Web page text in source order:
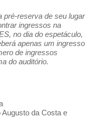
pré-reserva de seu lugar
ingressos na
no dia do espetáculo,
apenas um ingresso
de ingressos
do auditório.
da Costa e